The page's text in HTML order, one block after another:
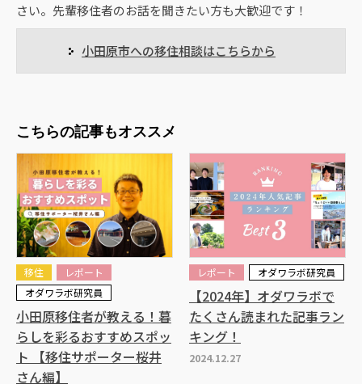
さい。先輩移住者のお話を聞きたい方も大歓迎です！
小田原市への移住相談はこちらから
こちらの記事もオススメ
移住
レポート
オダワラボ研究員
小田原移住者が教える！暮
らしを彩るおすすめスポッ
ト 【移住サポーター桜井
さん編】
2024.12.27
レポート オダワラボ研究員
【2024年】オダワラボで
たくさん読まれた記事ラン
キング！